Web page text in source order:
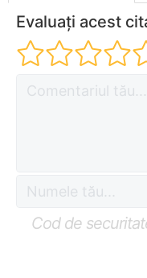
Evaluați acest
Cod de